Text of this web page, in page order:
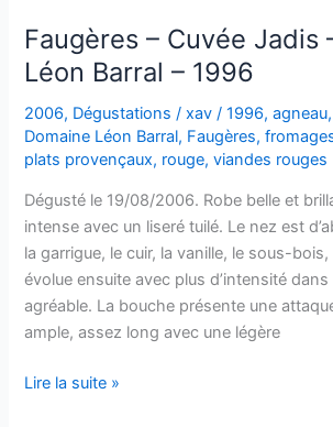
–
Domaine
Léon
Barral
–
1996
Faugères – Cuvée Jadis
Léon Barral – 1996
2006, Dégustations /xav/1996,agneau
Domaine Léon Barral, Faugères,
plats provençaux, rouge,viandes rouges
Dégusté le 19/08/2006. Robe belle et
intense avec un liseré tuilé. Le nez est
la garrigue, le cuir, la vanille, le sous-
évolue ensuite avec plus d’intensité
agréable. La bouche présente une
ample, assez long avec une légère
Faugères
Lire la suite »